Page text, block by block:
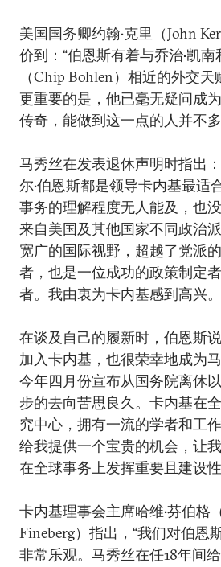
美国国务卿约翰•克里（John
价到：“伯恩斯有着与乔治•凯南
（Chip Bohlen）相近的外交天
更重要的是，他已毫无疑问成
传奇，能做到这一点的人并不
马秀丝在发表退休声明时指出
尔•伯恩斯都是领导卡内基最适
事务的理解程度无人能及，也
来自美国及其他国家不同政治
宽广的国际视野，超越了党派
者，也是一位成功的政策制定
者。我由衷为卡内基感到高兴
在谈及自己的履新时，伯恩斯
加入卡内基，也很荣幸地成为
今年四月份宣布从国务院离休
步的去向苦思良久。卡内基在
究中心，拥有一流的学者和工
给我提供一个宝贵的机会，让
在全球事务上发挥重要且建设
卡内基理事会主席哈维•芬伯格
Fineberg）指出，“我们对伯恩
非常乐观。马秀丝在任18年间